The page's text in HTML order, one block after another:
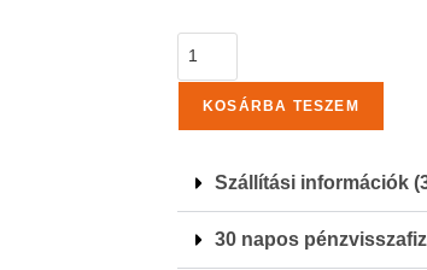
KOSÁRBA TESZEM
Szállítási információk
30 napos